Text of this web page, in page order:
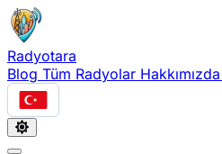
Radyotara
Blog Tüm Radyolar Hakkımızda
Türkçe